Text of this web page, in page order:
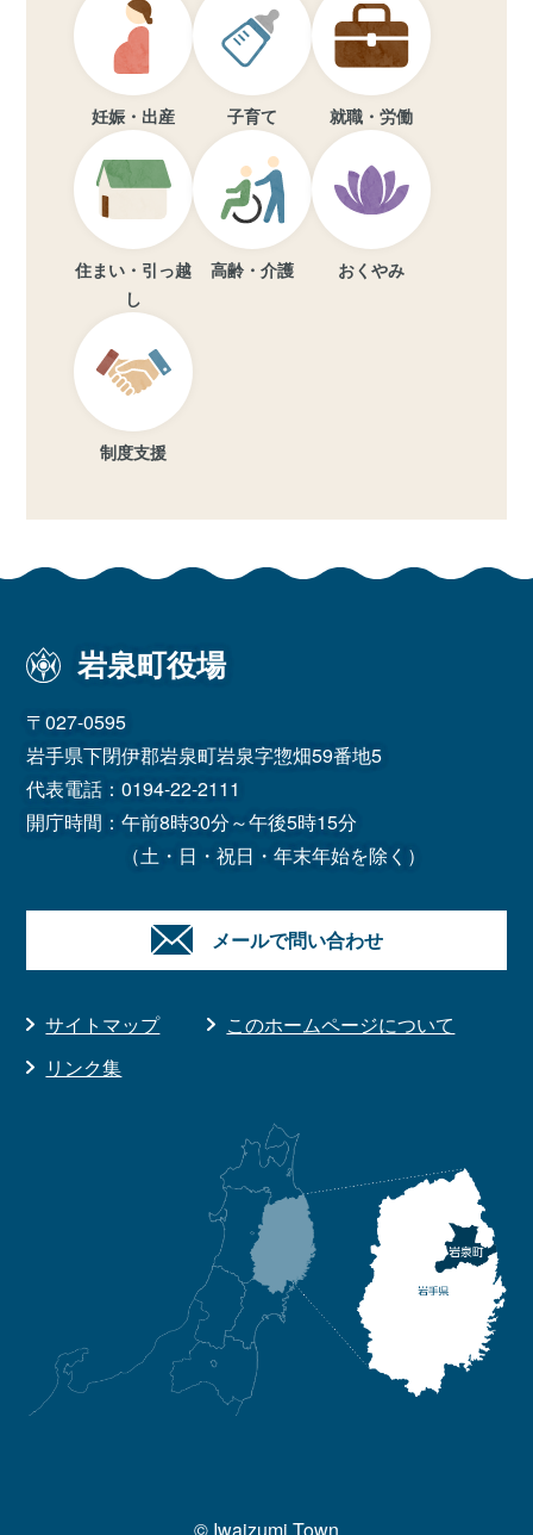
妊娠・出産 子育て 就職・労働
住まい・引っ越
し
高齢・介護 おくやみ
制度支援
岩泉町役場
〒027-0595
岩手県下閉伊郡岩泉町岩泉字惣畑59番地5
代表電話：0194-22-2111
開庁時間：午前8時30分～午後5時15分
（土・日・祝日・年末年始を除く）
メールで問い合わせ
サイトマップ
このホームページについて
リンク集
© Iwaizumi Town